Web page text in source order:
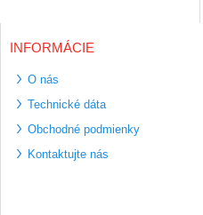
INFORMÁCIE
O nás
Technické dáta
Obchodné podmienky
Kontaktujte nás